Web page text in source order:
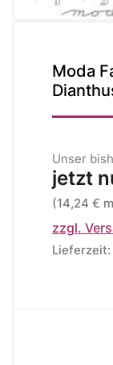
Moda
Unser
jetzt
(14,24 €
zzgl.